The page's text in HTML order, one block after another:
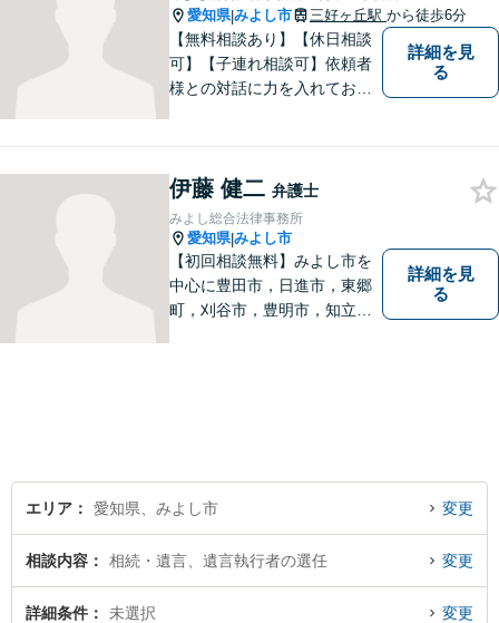
愛知県|みよし市 三好ヶ丘駅 から徒歩6分
【無料相談あり】【休日相談
可】【子連れ相談可】依頼者
様との対話に力を入れており
ださい。
詳細を見
る
伊藤 健二 弁護士
みよし総合法律事務所
愛知県|みよし市
【初回相談無料】みよし市を
中心に豊田市，日進市，東郷
町，刈谷市，豊明市，知立市
詳細を見
る
エリア 愛知県、みよし市 変更
相談内容 相続・遺言、遺言執行者の選任 変更
詳細条件 未選択 変更